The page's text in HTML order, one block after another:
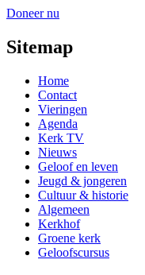
Doneer nu
Sitemap
Home
Contact
Vieringen
Agenda
Kerk TV
Nieuws
Geloof en leven
Jeugd & jongeren
Cultuur & historie
Algemeen
Kerkhof
Groene kerk
Geloofscursus